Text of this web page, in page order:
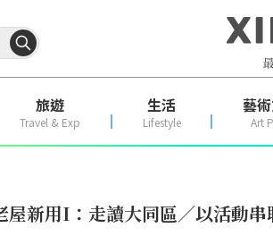
旅遊
Travel & Exp
生活
Lifestyle
藝
Art
屋新用I：走讀大同區／以活動